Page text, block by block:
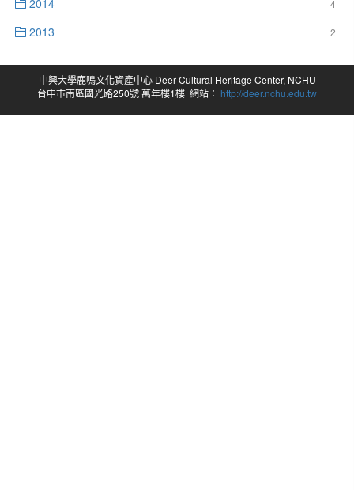
4
2014
2
2013
中興大學鹿鳴文化資產中心 Deer Cultural Heritage Center, NCHU
台中市南區國光路250號 萬年樓1樓 網站： http://deer.nchu.edu.tw